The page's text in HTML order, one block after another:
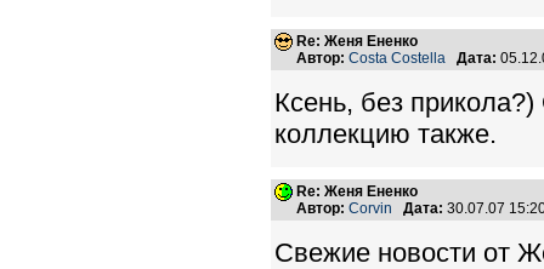
Re: Женя Ененко
Автор: Costa Costella Дата:
Ксень, без
коллекцию также.
Re: Женя Ененко
Автор: Corvin Дата: 30.07.07
Свежие новости от